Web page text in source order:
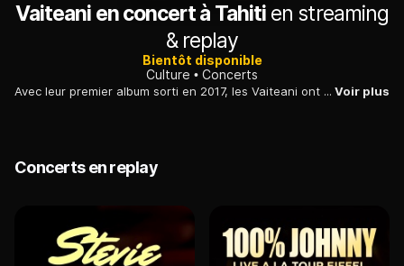
Vaiteani en concert à Tahiti en streaming
& replay
Bientôt disponible
Culture
Concerts
Avec leur premier album sorti en 2017, les Vaiteani ont pu faire découvrir leur monde : des chansons folk en tahitien et en anglais, loin de tout cliché. Leur passage remarqué à l'Olympia en 2018 a montré que le couple savait partager son univers avec un public souvent conquis dès les premières notes. Voir plus
Concerts en replay